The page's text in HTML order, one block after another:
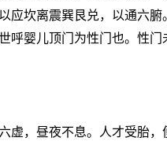
坎离震巽艮兑，以通六
婴儿顶门为性门也。性
，昼夜不息。人才受胎